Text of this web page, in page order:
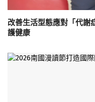
改善生活型態應對「代謝
護健康